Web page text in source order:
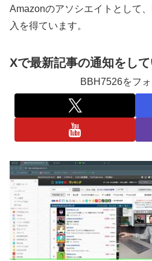
Amazonのアソシエイトとして
入を得ています。
Xで最新記事の通知をして
BBH7526をフ